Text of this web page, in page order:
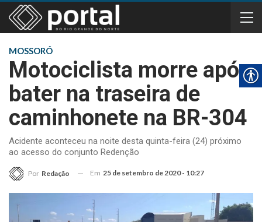
MOSSORÓ
Motociclista morre após
bater na traseira de
caminhonete na BR-304
Acidente aconteceu na noite desta quinta-feira (24) próximo
ao acesso do conjunto Redenção
Por Redação Em 25 de setembro de 2020 - 10:27